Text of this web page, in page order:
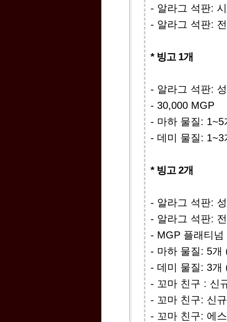
- 알라그 석판:
- 알라그 석판:
* 빙고 1개
- 알라그 석판:
- 30,000 MGP
- 마하 물질:
- 데미 물질:
* 빙고 2개
- 알라그 석판:
- 알라그 석판:
- MGP 플래티
- 마하 물질: 5개
- 데미 물질: 3개
- 꼬마 친구 : 신
- 꼬마 친구: 신
- 꼬마 친구: 에